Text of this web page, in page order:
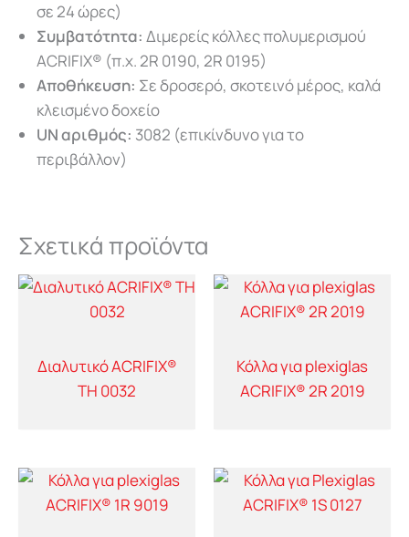
σε 24 ώρες)
Συμβατότητα: Διμερείς κόλλες πολυμερισμού
ACRIFIX® (π.χ. 2R 0190, 2R 0195)
Αποθήκευση: Σε δροσερό, σκοτεινό μέρος, καλά
κλεισμένο δοχείο
UN αριθμός: 3082 (επικίνδυνο για το
περιβάλλον)
Σχετικά προϊόντα
Διαλυτικό ACRIFIX®
TH 0032
Κόλλα για plexiglas
ACRIFIX® 2R 2019